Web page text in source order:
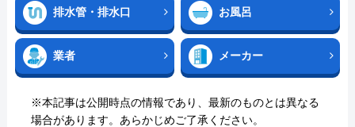
排水管・排水口 お風呂
業者 メーカー
※本記事は公開時点の情報であり、最新のものとは異なる
場合があります。あらかじめご了承ください。